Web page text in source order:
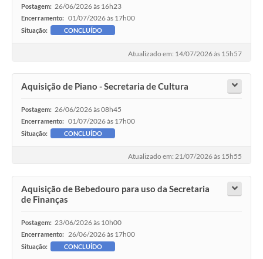
Postagem: 26/06/2026 às 16h23
Encerramento: 01/07/2026 às 17h00
Situação: CONCLUÍDO
Atualizado em: 14/07/2026 às 15h57
Aquisição de Piano - Secretaria de Cultura
Postagem: 26/06/2026 às 08h45
Encerramento: 01/07/2026 às 17h00
Situação: CONCLUÍDO
Atualizado em: 21/07/2026 às 15h55
Aquisição de Bebedouro para uso da Secretaria
de Finanças
Postagem: 23/06/2026 às 10h00
Encerramento: 26/06/2026 às 17h00
Situação: CONCLUÍDO